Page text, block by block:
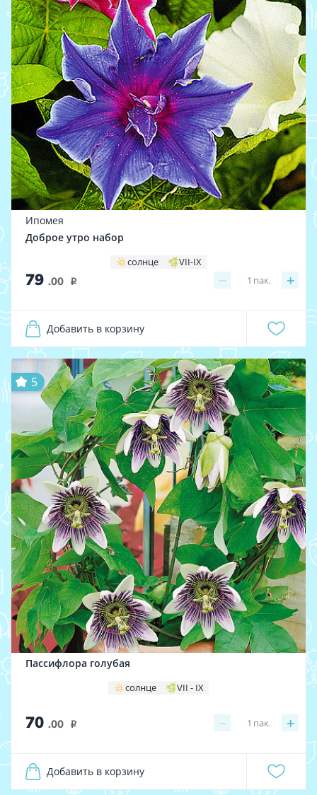
Ипомея
Доброе утро набор
солнце VII-IX
79 .00 i − +
1 пак.
Добавить в корзину
5
Пассифлора голубая
солнце VII - IX
70 .00 i − +
1 пак.
Добавить в корзину